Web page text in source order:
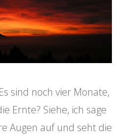
sind noch vier Monate,
Ernte? Siehe, ich sage
Augen auf und seht die